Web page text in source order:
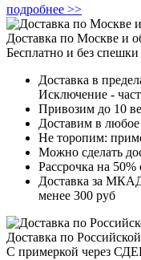
подробнее >>
Доставка по Москве и
Бесплатно и без спешки
Доставка в
Исключение -
Привозим до 10
Доставим в
Не торопим:
Можно сделать
Рассрочка на
Доставка за
менее 300 руб
Доставка по
С примеркой через